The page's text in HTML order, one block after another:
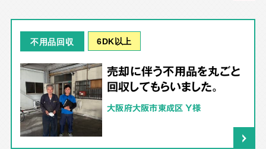
不用品回収 6DK以上
売却に伴う不用品を丸ごと
回収してもらいました。
大阪府大阪市東成区 Y様